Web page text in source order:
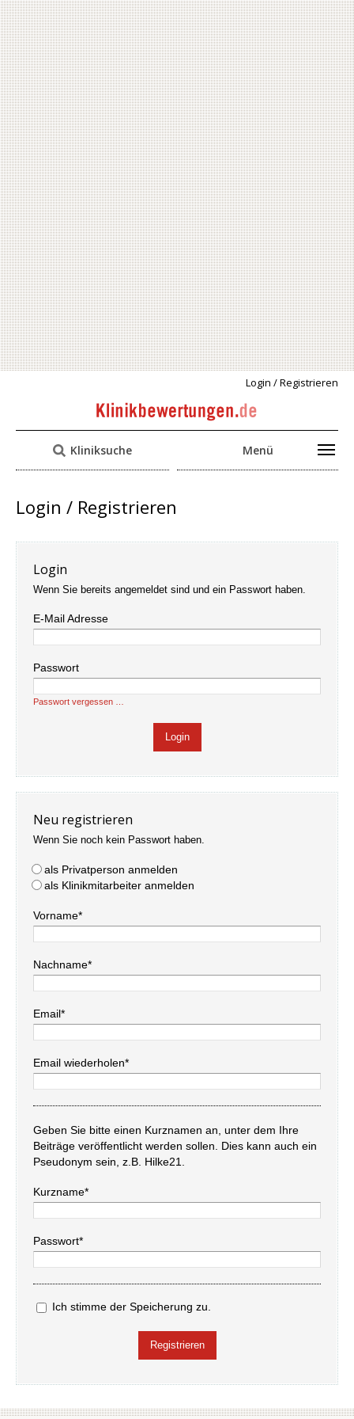
Login / Registrieren
Kliniksuche Menü
Login / Registrieren
Login
Wenn Sie bereits angemeldet sind und ein Passwort haben.
E-Mail Adresse
Passwort
Passwort vergessen …
Neu registrieren
Wenn Sie noch kein Passwort haben.
als Privatperson anmelden
als Klinikmitarbeiter anmelden
Vorname*
Nachname*
Email*
Email wiederholen*
Geben Sie bitte einen Kurznamen an, unter dem Ihre
Beiträge veröffentlicht werden sollen. Dies kann auch ein
Pseudonym sein, z.B. Hilke21.
Kurzname*
Passwort*
Ich stimme der Speicherung zu.